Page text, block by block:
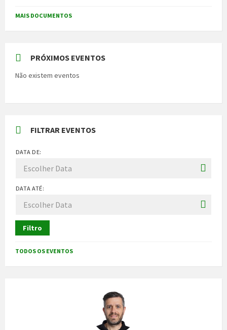
MAIS DOCUMENTOS
PRÓXIMOS EVENTOS
Não existem eventos
FILTRAR EVENTOS
DATA DE:
DATA ATÉ:
Filtro
TODOS OS EVENTOS